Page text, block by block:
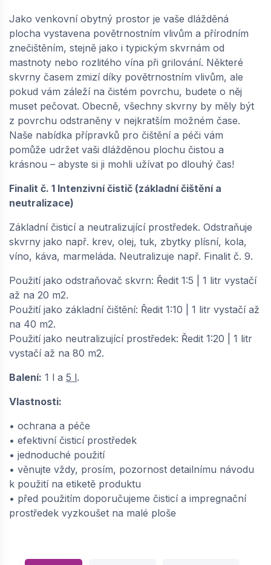
− +
Jako venkovní obytný prostor je vaše dlážděná
plocha vystavena povětrnostním vlivům a přírodním
znečištěním, stejně jako i typickým skvrnám od
mastnoty nebo rozlitého vína při grilování. Některé
skvrny časem zmizí díky povětrnostním vlivům, ale
pokud vám záleží na čistém povrchu, budete o něj
muset pečovat. Obecně, všechny skvrny by měly být
z povrchu odstraněny v nejkratším možném čase.
Naše nabídka přípravků pro čištění a péči vám
pomůže udržet vaši dlážděnou plochu čistou a
krásnou – abyste si ji mohli užívat po dlouhý čas!
Finalit č. 1 Intenzivní čistič (základní čištění a
neutralizace)
Základní čisticí a neutralizující prostředek. Odstraňuje
skvrny jako např. krev, olej, tuk, zbytky plísní, kola,
víno, káva, marmeláda. Neutralizuje např. Finalit č. 9.
Použití jako odstraňovač skvrn: Ředit 1:5 | 1 litr vystačí
až na 20 m2.
Použití jako základní čištění: Ředit 1:10 | 1 litr vystačí až
na 40 m2.
Použití jako neutralizující prostředek: Ředit 1:20 | 1 litr
vystačí až na 80 m2.
Balení: 1 l a 5 l.
Vlastnosti:
• ochrana a péče
• efektivní čisticí prostředek
• jednoduché použití
• věnujte vždy, prosím, pozornost detailnímu návodu
k použití na etiketě produktu
• před použitím doporučujeme čisticí a impregnační
prostředek vyzkoušet na malé ploše